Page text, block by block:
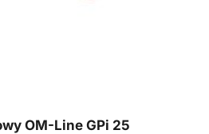
OM-Line GPi 25